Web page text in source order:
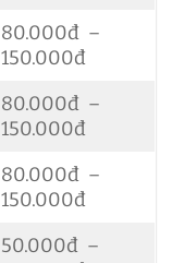
80.000đ –
150.000đ
80.000đ –
150.000đ
80.000đ –
150.000đ
50.000đ –